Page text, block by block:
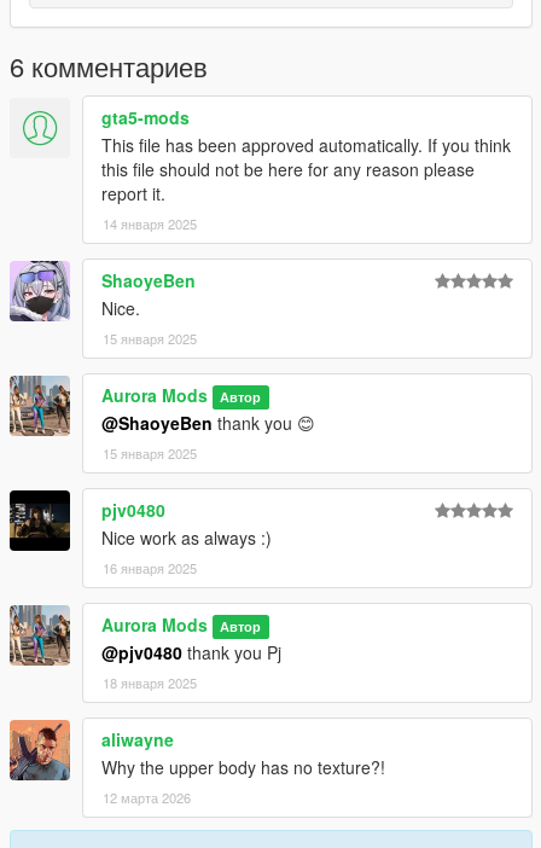
C:\Program Files\Rockstar Games\Grand Theft Auto
V\mods\update\x64\dlcpacks\mpapartment\dlc.rpf\x64\models\
cdimages\mpapt01.rpf\mp_f_freemode_01_female_apt01
Dont sale this Mod or Say you are the Owner.
You are not the Creator this mod is free to use in GTA V or Five
6 комментариев
gta5-mods
This file has been approved automatically. If you think
this file should not be here for any reason please
report it.
14 января 2025
ShaoyeBen
Nice.
15 января 2025
Aurora Mods Автор
@ShaoyeBen thank you 😊
15 января 2025
pjv0480
Nice work as always :)
16 января 2025
Aurora Mods Автор
@pjv0480 thank you Pj
18 января 2025
aliwayne
Why the upper body has no texture?!
12 марта 2026